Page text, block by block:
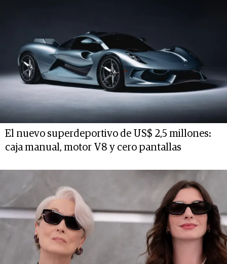
El nuevo superdeportivo de US$ 2,5 millones:
caja manual, motor V8 y cero pantallas